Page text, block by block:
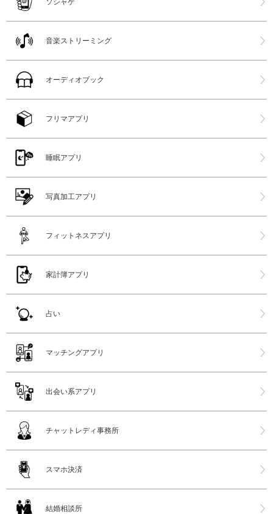
ソシャゲ
音楽ストリーミング
オーディオブック
フリマアプリ
睡眠アプリ
写真加工アプリ
フィットネスアプリ
家計簿アプリ
占い
マッチングアプリ
出会い系アプリ
チャットレディ事務所
スマホ決済
結婚相談所